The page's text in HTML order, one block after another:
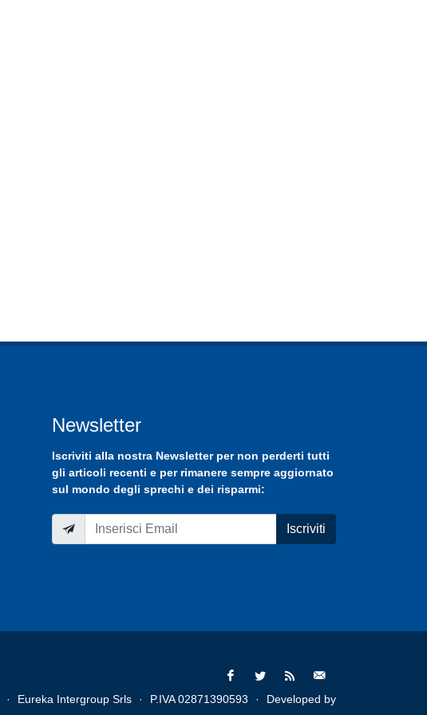
Newsletter
Iscriviti alla nostra Newsletterper non perderti tutti
gli articoli recenti e per rimanere sempre aggiornato
sul mondo degli sprechi e dei risparmi:
Iscriviti
· Eureka Intergroup Srls · P.IVA 02871390593 ·
Developed by